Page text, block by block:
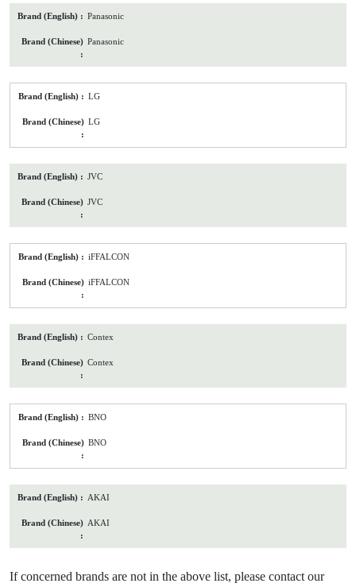
Panasonic
Panasonic
LG
LG
JVC
JVC
iFFALCON
iFFALCON
Contex
Contex
BNO
BNO
AKAI
AKAI
If concerned brands are not in the above list, please contact our